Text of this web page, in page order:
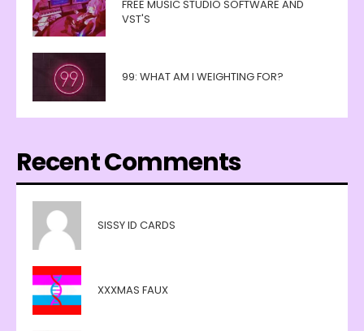
FREE MUSIC STUDIO SOFTWARE AND
VST'S
99: WHAT AM I WEIGHTING FOR?
Recent Comments
SISSY ID CARDS
XXXMAS FAUX